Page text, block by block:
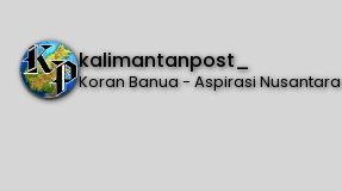
kalimantanpost_
Koran Banua - Aspirasi Nusantara